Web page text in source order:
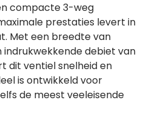
compacte 3-weg
prestaties levert in
Met een breedte van
indrukwekkende debiet van
dit ventiel snelheid en
is ontwikkeld voor
de meest veeleisende